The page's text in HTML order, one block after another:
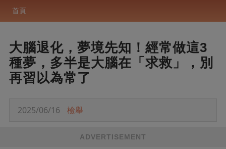
首頁
大腦退化，夢境先知！經常做這3
種夢，多半是大腦在「求救」，別
再習以為常了
2025/06/16 檢舉
ADVERTISEMENT